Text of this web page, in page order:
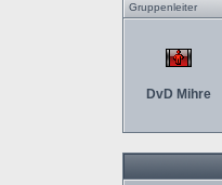
Gruppenleiter
DvD Mihre